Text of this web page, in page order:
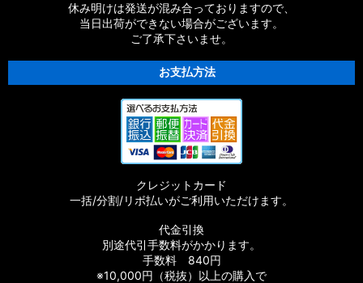
休み明けは発送が混み合っておりますので、
当日出荷ができない場合がございます。
ご了承下さいませ。
お支払方法
クレジットカード
一括/分割/リボ払いがご利用いただけます。
代金引換
別途代引手数料がかかります。
手数料 840円
※10,000円（税抜）以上の購入で